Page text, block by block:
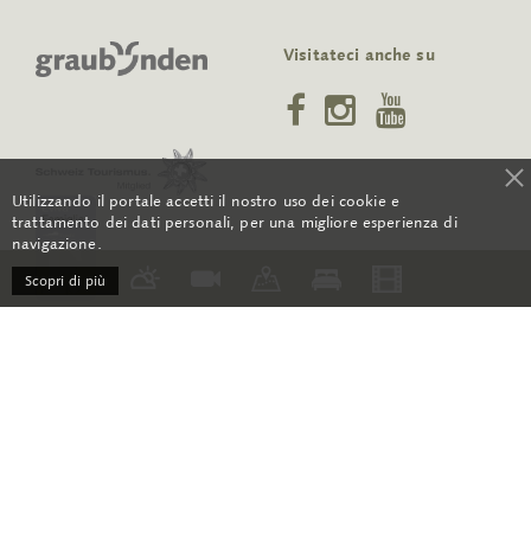
Visitateci anche su
Utilizzando il portale accetti il nostro uso dei cookie e
trattamento dei dati personali, per una migliore esperienza di
navigazione.
Scopri di più